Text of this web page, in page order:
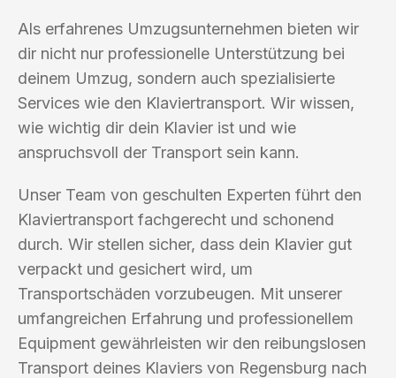
Als erfahrenes Umzugsunternehmen bieten wir
dir nicht nur professionelle Unterstützung bei
deinem Umzug, sondern auch spezialisierte
Services wie den Klaviertransport. Wir wissen,
wie wichtig dir dein Klavier ist und wie
anspruchsvoll der Transport sein kann.
Unser Team von geschulten Experten führt den
Klaviertransport fachgerecht und schonend
durch. Wir stellen sicher, dass dein Klavier gut
verpackt und gesichert wird, um
Transportschäden vorzubeugen. Mit unserer
umfangreichen Erfahrung und professionellem
Equipment gewährleisten wir den reibungslosen
Transport deines Klaviers von Regensburg nach